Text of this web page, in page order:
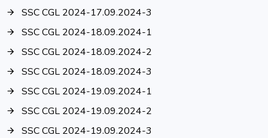
SSC CGL 2024-17.09.2024-3
SSC CGL 2024-18.09.2024-1
SSC CGL 2024-18.09.2024-2
SSC CGL 2024-18.09.2024-3
SSC CGL 2024-19.09.2024-1
SSC CGL 2024-19.09.2024-2
SSC CGL 2024-19.09.2024-3